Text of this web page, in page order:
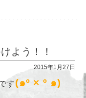
よう！！
2015年1月27日
す(๑º × º ๑)